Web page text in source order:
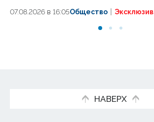
07.08.2026 в 16:05Общество Эксклюзив
НАВЕРХ